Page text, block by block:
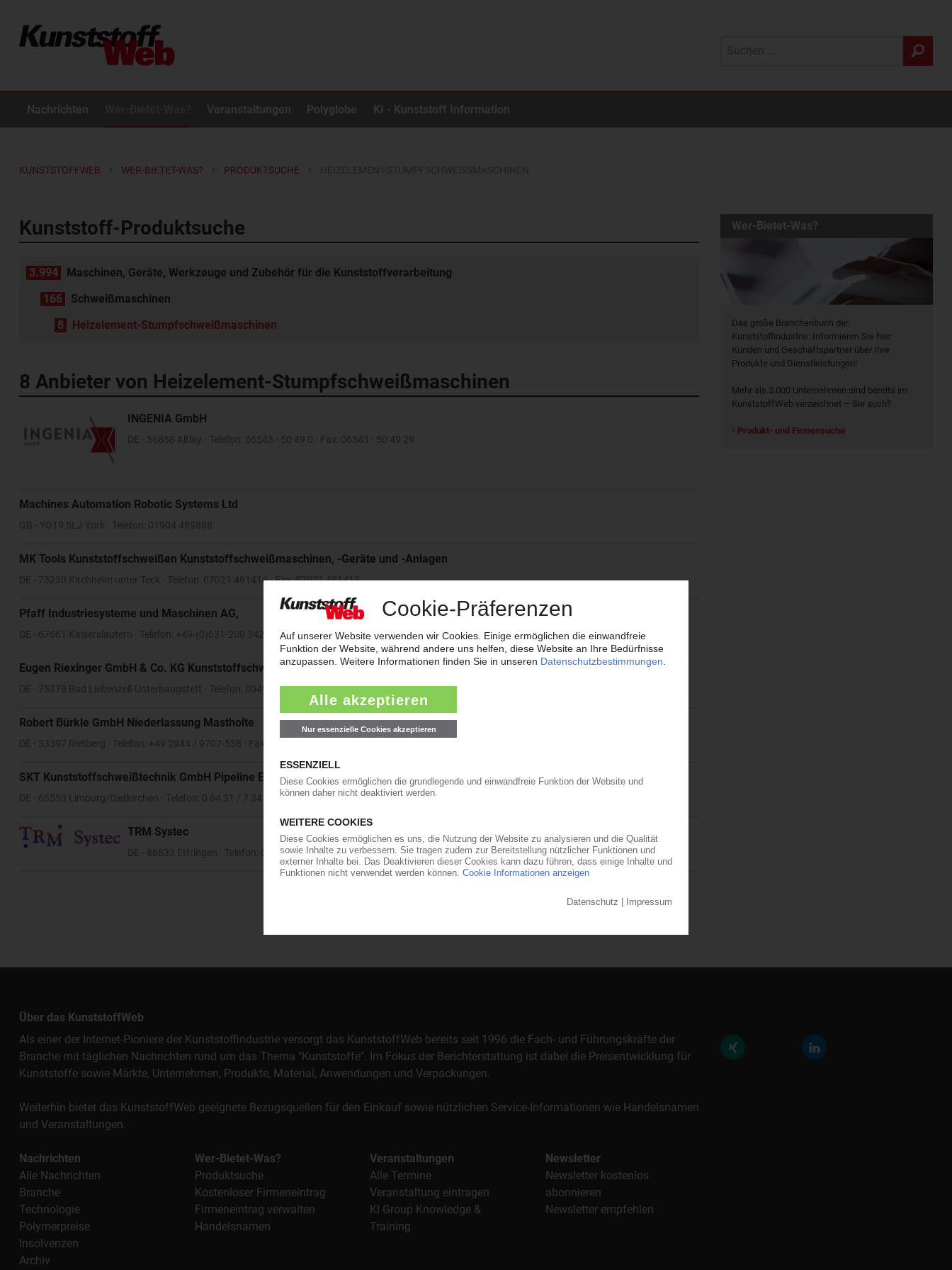
Nachrichten Veranstaltungen Polyglobe KI - Kunststoff Information
KUNSTSTOFFWEB WER-BIETET-WAS? PRODUKTSUCHE
Kunststoff-Produktsuche
3.994
Maschinen, Geräte, Werkzeuge und Zubehör für die Kunststoffverarbeitung
166
Schweißmaschinen
8
Heizelement-Stumpfschweißmaschinen
8 Anbieter von Heizelement-Stumpfschweißmaschinen
INGENIA GmbH
DE - 56858 Altlay · Telefon: 06543 - 50 49 0 · Fax: 06543 - 50 49 29
Machines Automation Robotic Systems Ltd
GB - YO19 5LJ York · Telefon: 01904 489888
MK Tools Kunststoffschweißen Kunststoffschweißmaschinen, -Geräte und -Anlagen
DE - 73230 Kirchheim unter Teck · Telefon: 07021 481414 · Fax: 07021 481413
Pfaff Industriesysteme und Maschinen AG,
DE - 67661 Kaiserslautern · Telefon: +49-(0)631-200 3426 · Fax: +49-(0)631-200 3171
Eugen Riexinger GmbH & Co. KG Kunststoffschweißtechnik, Kunststoffsägetechnik
DE - 75378 Bad Liebenzell-Unterhaugstett · Telefon: 0049-7052-93090-0 · Fax: 0049-7052-93090-33
Robert Bürkle GmbH Niederlassung Mastholte
DE - 33397 Rietberg · Telefon: +49 2944 / 9707-558 · Fax: +49 2944 / 9707-523
SKT Kunststoffschweißtechnik GmbH Pipeline Equipment
DE - 65553 Limburg/Dietkirchen · Telefon: 0 64 31 / 7 34 60 · Fax: 0 64 31 / 7 12 09
TRM Systec
DE - 86833 Ettringen · Telefon: 082499629774 · Fax: 082499629773
Wer-Bietet-Was?
Das große Branchenbuch der
Kunststoffindustrie: Informieren Sie hier
Kunden und Geschäftspartner über Ihre
Produkte und Dienstleistungen!
Mehr als 3.000 Unternehmen sind bereits im
KunststoffWeb verzeichnet – Sie auch?
Produkt- und Firmensuche
Über das KunststoffWeb
Als einer der Internet-Pioniere der Kunststoffindustrie versorgt das KunststoffWeb bereits seit 1996 die Fach- und Führungskräfte der
Branche mit täglichen Nachrichten rund um das Thema "Kunststoffe". Im Fokus der Berichterstattung ist dabei die Preisentwicklung für
Kunststoffe sowie Märkte, Unternehmen, Produkte, Material, Anwendungen und Verpackungen.
Weiterhin bietet das KunststoffWeb geeignete Bezugsquellen für den Einkauf sowie nützlichen Service-Informationen wie Handelsnamen
und Veranstaltungen.
Nachrichten
Alle Nachrichten
Branche
Technologie
Polymerpreise
Insolvenzen
Archiv
Wer-Bietet-Was?
Produktsuche
Kostenloser Firmeneintrag
Firmeneintrag verwalten
Handelsnamen
Veranstaltungen
Alle Termine
Veranstaltung eintragen
KI Group Knowledge &
Training
Newsletter
Newsletter kostenlos
abonnieren
Newsletter empfehlen